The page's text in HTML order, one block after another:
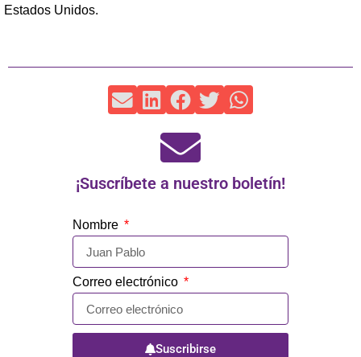
Estados Unidos.
¡Suscríbete a nuestro boletín!
Nombre
Correo electrónico
Suscribirse